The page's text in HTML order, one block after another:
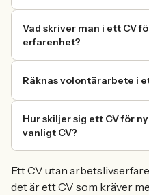
Vad skriver man i ett CV
erfarenhet?
Räknas volontärarbete i
Hur skiljer sig ett CV för
vanligt CV?
Ett CV utan
det är ett CV som kräver